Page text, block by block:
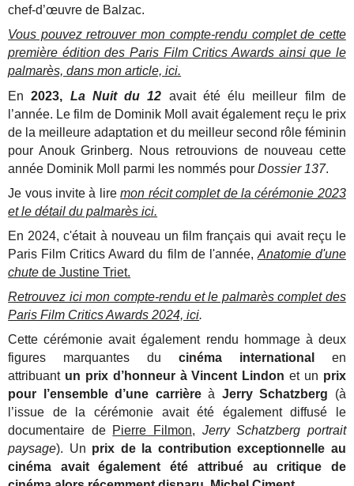
chef-d’œuvre de Balzac.
Vous pouvez retrouver mon compte-rendu complet de cette
première édition des Paris Film Critics Awards ainsi que le
palmarès, dans mon article, ici.
En2023, La Nuit du 12 avait été élu meilleur film de
l’année. Le film de Dominik Moll avait également reçu le prix
de la meilleure adaptation et du meilleur second rôle féminin
pour Anouk Grinberg. Nous retrouvions de nouveau cette
année Dominik Moll parmi les nommés pourDossier 137.
Je vous invite à liremon récit complet de la cérémonie 2023
et le détail du palmarès ici.
En 2024, c'était à nouveau un film français qui avait reçu le
Paris Film Critics Award du film de l'année, Anatomie d'une
chute de Justine Triet.
Retrouvez ici mon compte-rendu et le palmarès complet des
Paris Film Critics Awards 2024, ici.
Cette cérémonie avait également rendu hommage à deux
figures marquantes du cinéma international en
attribuant un prix d’honneur à Vincent Lindon et un prix
pour l’ensemble d’une carrièreà Jerry Schatzberg (à
l’issue de la cérémonie avait été également diffusé le
documentaire de Pierre Filmon, Jerry Schatzberg portrait
paysage). Un prix de la contribution exceptionnelle au
cinéma avait également été attribué au critique de